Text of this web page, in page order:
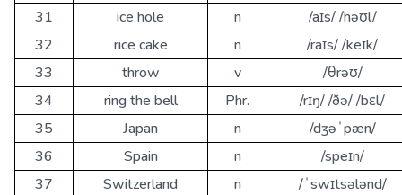
31
ice hole n
/aɪs/ /həʊl/
32
rice cake n
/raɪs/ /keɪk/
33
throw v
/θrəʊ/
34
ring the bell Phr.
/rɪŋ/ /ðə/ /bɛl/
35
Japan n
/dʒəˈpæn/
36
Spain n
/speɪn/
37
Switzerland n
/ˈswɪtsələnd/